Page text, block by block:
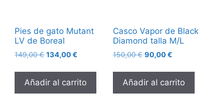
Pies de gato Mutant
LV de Boreal
149,00€ 134,00€
Añadir al carrito
Casco Vapor de Black
Diamond talla M/L
150,00€ 90,00€
Añadir al carrito